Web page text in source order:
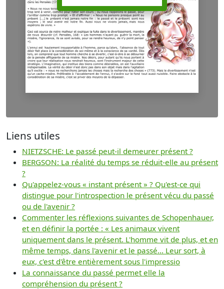
Liens utiles
NIETZSCHE: Le passé peut-il demeurer présent ?
BERGSON: La réalité du temps se réduit-elle au présent
?
Qu'appelez-vous « instant présent » ? Qu'est-ce qui
distingue pour l'introspection le présent vécu du passé
ou de l'avenir ?
Commenter les réflexions suivantes de Schopenhauer,
et en définir la portée : « Les animaux vivent
uniquement dans le présent. L'homme vit de plus, et en
même temps, dans l'avenir et le passé... Leur sort, à
eux, c'est d'être entièrement sous l'impressio
La connaissance du passé permet elle la
compréhension du présent ?